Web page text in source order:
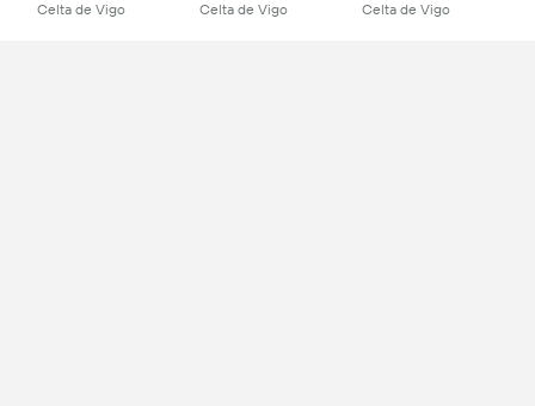
Celta de Vigo Celta de Vigo Celta de Vigo